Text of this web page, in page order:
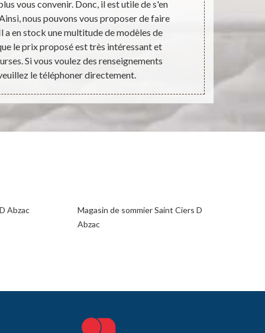
vous convenir. Donc, il est utile de s'en
nous pouvons vous proposer de faire
a en stock une multitude de modèles de
le prix proposé est très intéressant et
Si vous voulez des renseignements
le téléphoner directement.
propose sur
Abzac
Magasin de sommier Saint Ciers D
Abzac